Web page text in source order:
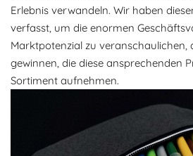
Erlebnis verwandeln. Wir haben
verfasst, um die enormen
Marktpotenzial zu veranschaulichen,
gewinnen, die diese ansprechenden
Sortiment aufnehmen.